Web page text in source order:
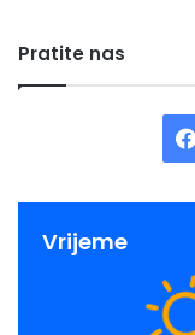
Pratite nas
Vrijeme